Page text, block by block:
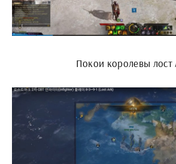
Покои королевы лост